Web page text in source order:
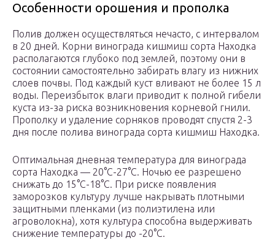
Особенности орошения и прополка
Полив должен осуществляться нечасто, с интервалом
в 20 дней. Корни винограда кишмиш сорта Находка
располагаются глубоко под землей, поэтому они в
состоянии самостоятельно забирать влагу из нижних
слоев почвы. Под каждый куст вливают не более 15 л
воды. Переизбыток влаги приводит к полной гибели
куста из-за риска возникновения корневой гнили.
Прополку и удаление сорняков проводят спустя 2-3
дня после полива винограда сорта кишмиш Находка.
Оптимальная дневная температура для винограда
сорта Находка — 20°С-27°С. Ночью ее разрешено
снижать до 15°С-18°С. При риске появления
заморозков культуру лучше накрывать плотными
защитными пленками (из полиэтилена или
агроволокна), хотя культура способна выдерживать
снижение температуры до -20°С.